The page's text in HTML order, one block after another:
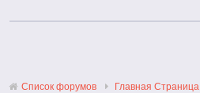
Список форумов Главная Страница